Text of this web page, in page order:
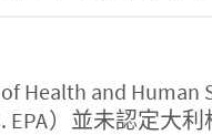
and Human
EPA）並未認定大